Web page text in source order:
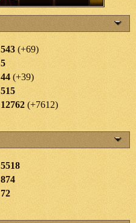
543(+69)
5
44 (+39)
515
12762 (+7612)
5518
874
72